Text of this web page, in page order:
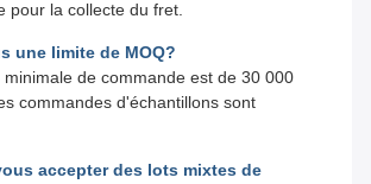
pour la collecte du fret.
une limite de MOQ?
minimale de commande est de 30 000
commandes d'échantillons sont
accepter des lots mixtes de